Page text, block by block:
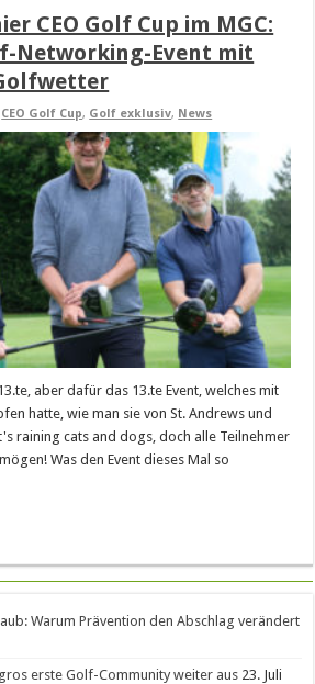
CEO Golf Cup im MGC:
Networking-Event mit
CEO Golf Cup, Golf exklusiv, News
aber dafür das 13.te Event, welches mit
hatte, wie man sie von St. Andrews und
raining cats and dogs, doch alle Teilnehmer
Was den Event dieses Mal so
Warum Prävention den Abschlag verändert
erste Golf-Community weiter aus 23. Juli